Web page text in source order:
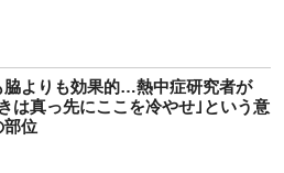
脇よりも効果的…熱中症研究者が
は真っ先にここを冷やせ｣という意
部位